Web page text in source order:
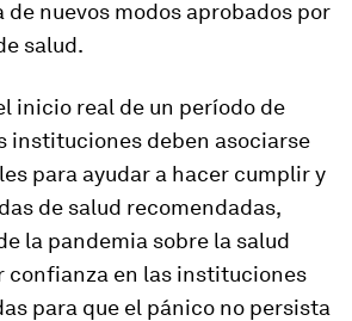
nuevos modos aprobados por
salud.
inicio real de un período de
instituciones deben asociarse
para ayudar a hacer cumplir y
de salud recomendadas,
la pandemia sobre la salud
confianza en las instituciones
para que el pánico no persista